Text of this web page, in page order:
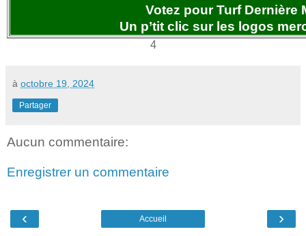
Votez pour Turf Dernière
Un p’tit clic sur les logos
4
à octobre 19, 2024
Partager
Aucun commentaire:
Enregistrer un commentaire
‹ ›
Accueil